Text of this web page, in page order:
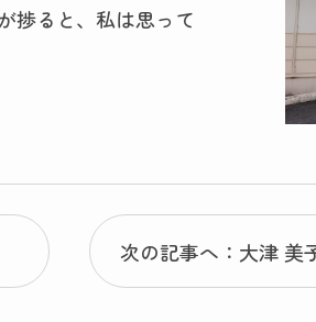
捗ると、私は思って
次の記事へ：大津 美